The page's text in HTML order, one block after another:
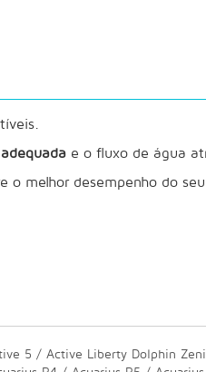
e o fluxo de água
melhor desempenho do
5 / Active Liberty Dolphin